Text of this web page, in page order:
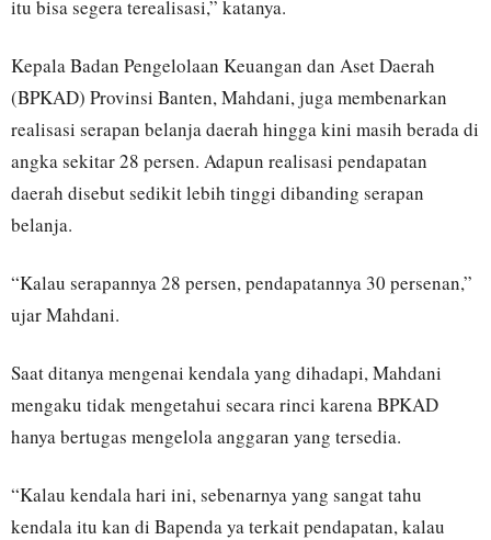
itu bisa segera terealisasi,” katanya.
Kepala Badan Pengelolaan Keuangan dan Aset Daerah
(BPKAD) Provinsi Banten, Mahdani, juga membenarkan
realisasi serapan belanja daerah hingga kini masih berada di
angka sekitar 28 persen. Adapun realisasi pendapatan
daerah disebut sedikit lebih tinggi dibanding serapan
belanja.
“Kalau serapannya 28 persen, pendapatannya 30 persenan,”
ujar Mahdani.
Saat ditanya mengenai kendala yang dihadapi, Mahdani
mengaku tidak mengetahui secara rinci karena BPKAD
hanya bertugas mengelola anggaran yang tersedia.
“Kalau kendala hari ini, sebenarnya yang sangat tahu
kendala itu kan di Bapenda ya terkait pendapatan, kalau